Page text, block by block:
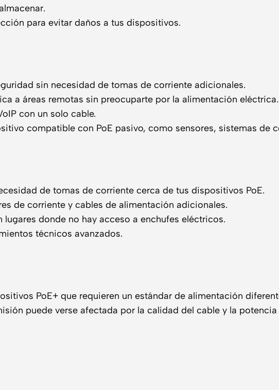
para evitar daños a tus dispositivos.
sin necesidad de tomas de corriente adicionales.
a áreas remotas sin preocuparte por la alimentación eléctrica.
con un solo cable.
compatible con PoE pasivo, como sensores, sistemas de
de tomas de corriente cerca de tus dispositivos PoE.
de corriente y cables de alimentación adicionales.
donde no hay acceso a enchufes eléctricos.
técnicos avanzados.
PoE+ que requieren un estándar de alimentación
puede verse afectada por la calidad del cable y la